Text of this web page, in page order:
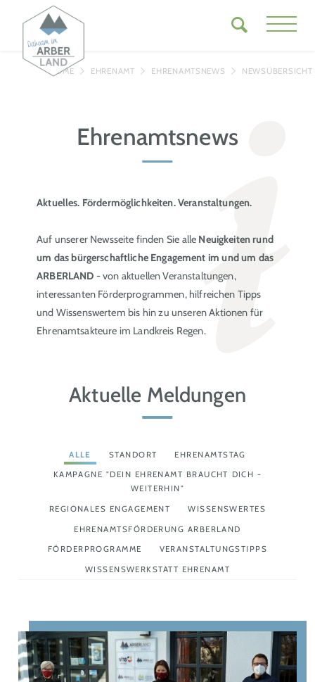
HOME EHRENAMT EHRENAMTSNEWS NEWSÜBERSICHT
Ehrenamtsnews
Aktuelles. Fördermöglichkeiten. Veranstaltungen.
Auf unserer Newsseite finden Sie alle Neuigkeiten rund
um das bürgerschaftliche Engagement im und um das
ARBERLAND - von aktuellen Veranstaltungen,
interessanten Förderprogrammen, hilfreichen Tipps
und Wissenswertem bis hin zu unseren Aktionen für
Ehrenamtsakteure im Landkreis Regen.
Aktuelle Meldungen
ALLE STANDORT EHRENAMTSTAG
KAMPAGNE "DEIN EHRENAMT BRAUCHT DICH -
WEITERHIN"
REGIONALES ENGAGEMENT WISSENSWERTES
EHRENAMTSFÖRDERUNG ARBERLAND
FÖRDERPROGRAMME VERANSTALTUNGSTIPPS
WISSENSWERKSTATT EHRENAMT